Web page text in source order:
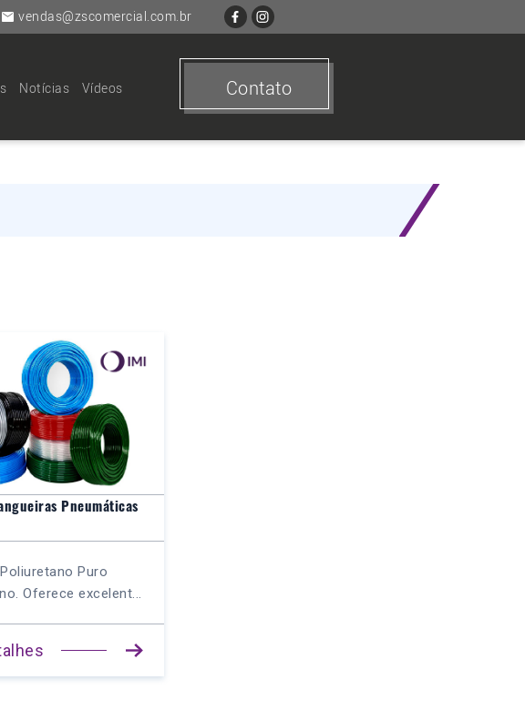
vendas@zscomercial.com.br
Notícias Vídeos Contato
Pneumáticas
Puro
Oferece excelent...